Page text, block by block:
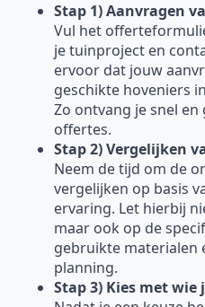
Stap 1) Aanvragen
Vul het
je tuinproject en
ervoor dat jouw
geschikte hoveniers
Zo ontvang je snel
offertes.
Stap 2) Vergelijken
Neem de tijd om de
vergelijken op basis
ervaring. Let hierbij
maar ook op de
gebruikte materialen
planning.
Stap 3) Kies met